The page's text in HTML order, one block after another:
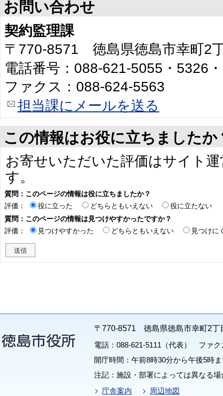
お問い合わせ
契約監理課
〒770-8571 徳島県徳島市幸町2
電話番号：088-621-5055・5326
ファクス：088-624-5563
担当課にメールを送る
この情報はお役に立ちましたか
お寄せいただいた評価はサイト
す。
質問：このページの情報は役に立ちましたか？
評価：
役に立った どちらともいえない
役に立たない
質問：このページの情報は見つけやすかったですか？
評価：
見つけやすかった どちらともいえない 見つけに
〒770-8571 徳島県徳島市幸町2丁
電話：088-621-5111（代表） ファク
開庁時間：午前8時30分から午後5時
注記：施設・部署によっては異なる
庁舎案内
周辺地図